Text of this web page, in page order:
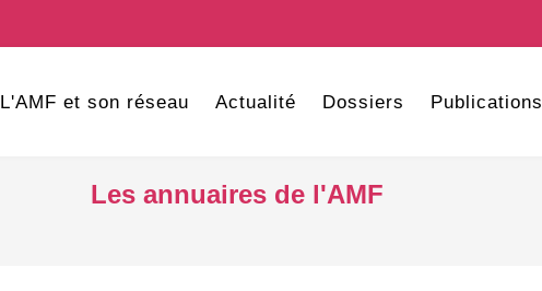
L'AMF et son réseau Actualité Dossiers Publications
Les annuaires de l'AMF